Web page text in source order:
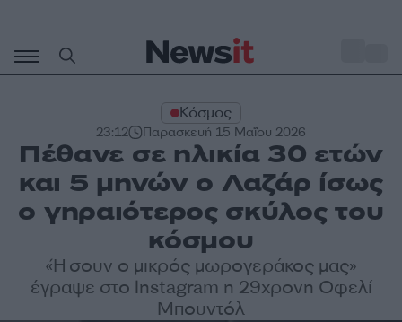
περιεχόμενο
Κόσμος
23:12 Παρασκευή 15 Μαΐου 2026
Πέθανε σε ηλικία 30 ετών
και 5 μηνών ο Λαζάρ ίσως
ο γηραιότερος σκύλος του
κόσμου
«Ήσουν ο μικρός μωρογεράκος μας»
έγραψε στο Instagram η 29χρονη Οφελί
Μπουντόλ